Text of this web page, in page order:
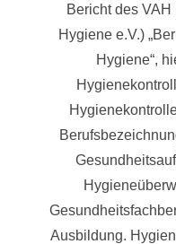
Bericht des
Hygiene e.V.)
Hygiene“,
Ausbildung.